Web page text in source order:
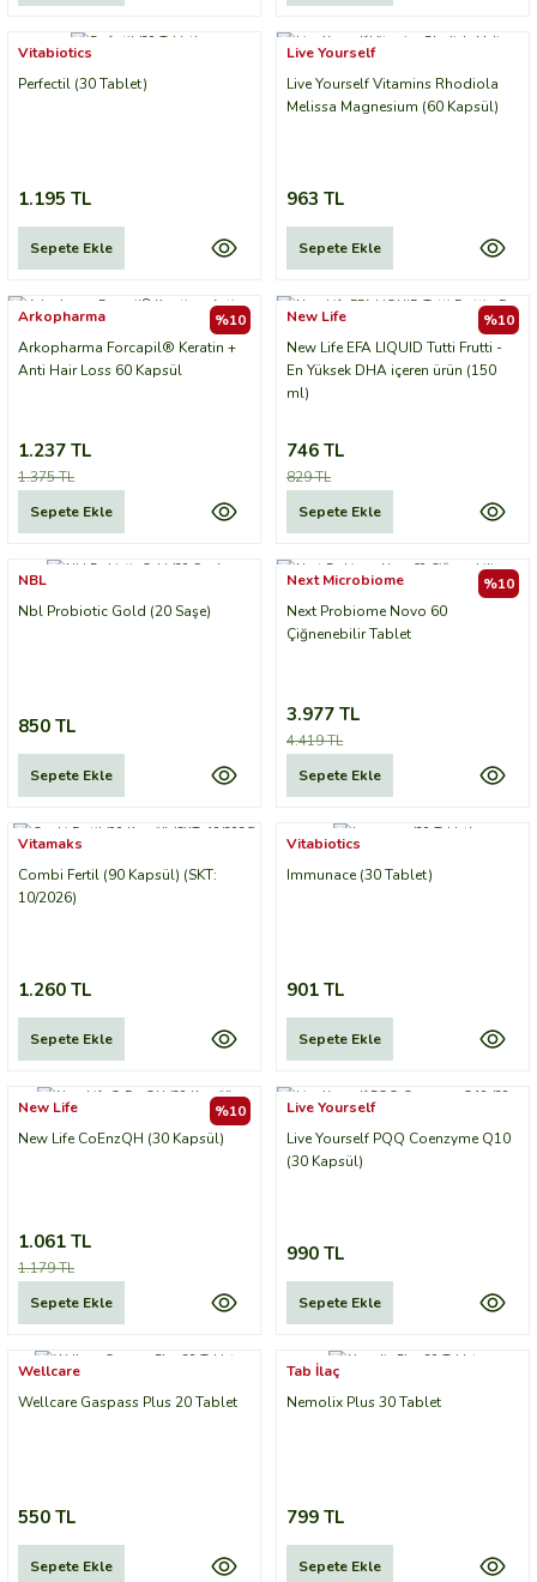
Vitabiotics
Perfectil (30 Tablet)
1.195 TL
Sepete Ekle
Live Yourself
Live Yourself Vitamins Rhodiola
Melissa Magnesium (60 Kapsül)
963 TL
Sepete Ekle
%10
Arkopharma
Arkopharma Forcapil® Keratin +
Anti Hair Loss 60 Kapsül
1.237 TL
1.375 TL
Sepete Ekle
%10
New Life
New Life EFA LIQUID Tutti Frutti -
En Yüksek DHA içeren ürün (150
ml)
746 TL
829 TL
Sepete Ekle
NBL
Nbl Probiotic Gold (20 Saşe)
850 TL
Sepete Ekle
%10
Next Microbiome
Next Probiome Novo 60
Çiğnenebilir Tablet
3.977 TL
4.419 TL
Sepete Ekle
Vitamaks
Combi Fertil (90 Kapsül) (SKT:
10/2026)
1.260 TL
Sepete Ekle
Vitabiotics
Immunace (30 Tablet)
901 TL
Sepete Ekle
%10
New Life
New Life CoEnzQH (30 Kapsül)
1.061 TL
1.179 TL
Sepete Ekle
Live Yourself
Live Yourself PQQ Coenzyme Q10
(30 Kapsül)
990 TL
Sepete Ekle
Wellcare
Wellcare Gaspass Plus 20 Tablet
550 TL
Sepete Ekle
Tab İlaç
Nemolix Plus 30 Tablet
799 TL
Sepete Ekle